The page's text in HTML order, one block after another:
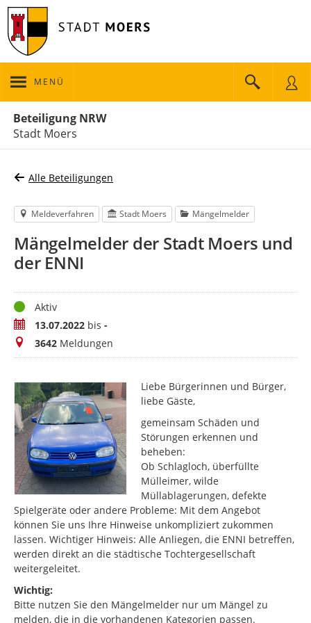
MENÜ
Beteiligung NRW
Stadt Moers
Alle Beteiligungen
Meldeverfahren Stadt Moers Mängelmelder
Mängelmelder der Stadt Moers und
der ENNI
StatusAktiv
Zeitraum13.07.2022 bis -
Meldungen
3642 Meldungen
Liebe Bürgerinnen und Bürger,
liebe Gäste,
gemeinsam Schäden und
Störungen erkennen und
beheben:
Ob Schlagloch, überfüllte
Mülleimer, wilde
Müllablagerungen, defekte
Spielgeräte oder andere Probleme: Mit dem Angebot
können Sie uns Ihre Hinweise unkompliziert zukommen
lassen. Wichtiger Hinweis: Alle Anliegen, die ENNI betreffen,
werden direkt an die städtische Tochtergesellschaft
weitergeleitet.
Wichtig:
Bitte nutzen Sie den Mängelmelder nur um Mängel zu
melden, die in die vorhandenen Kategorien passen.